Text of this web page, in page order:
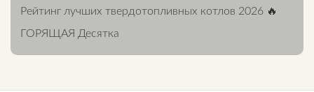
Рейтинг лучших твердотопливных котлов 2026 🔥
ГОРЯЩАЯ Десятка